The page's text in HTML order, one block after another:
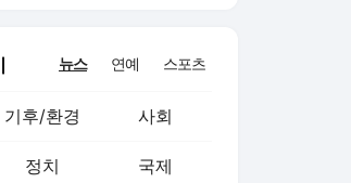
뉴스 연예 스포츠
기후/환경 사회
정치 국제